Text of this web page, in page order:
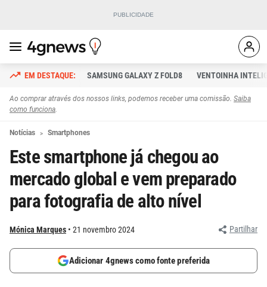
SAMSUNG GALAXY Z FOLD8 VENTOINHA
Ao comprar através dos nossos links, podemos receber uma comissão. Saiba
como funciona.
Notícias Smartphones
Este smartphone já chegou ao
mercado global e vem preparado
para fotografia de alto nível
Mónica Marques 21 novembro 2024 Partilhar
Adicionar 4gnews como fonte preferida